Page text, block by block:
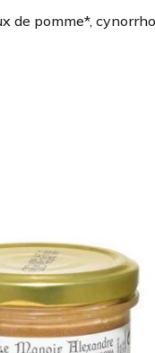
de pomme*,